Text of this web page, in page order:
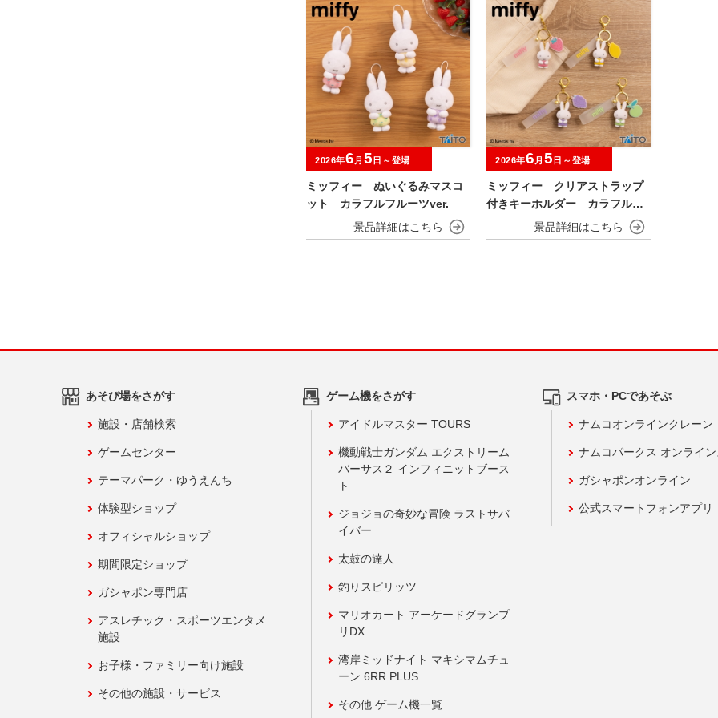
ミッフィー ぬいぐるみマスコ
ット カラフルフルーツver.
2026年6 月 5 日～登場
ミッフィー クリアストラップ
付きキーホルダー カラフルフ
ルーツver.
2026年6 月 5 日～登場
あそび場をさがす
施設・店舗検索
ゲームセンター
テーマパーク・ゆうえんち
体験型ショップ
オフィシャルショップ
期間限定ショップ
ガシャポン専門店
アスレチック・スポーツエンタメ
施設
お子様・ファミリー向け施設
その他の施設・サービス
ゲーム機をさがす
アイドルマスター TOURS
機動戦士ガンダム エクストリーム
バーサス２ インフィニットブース
ト
ジョジョの奇妙な冒険 ラストサバ
イバー
太鼓の達人
釣りスピリッツ
マリオカート アーケードグランプ
リDX
湾岸ミッドナイト マキシマムチュ
ーン 6RR PLUS
その他 ゲーム機一覧
スマホ・PCであそぶ
ナムコオンラインクレーン
ナムコパークス オンライ
ガシャポンオンライン
公式スマートフォンアプリ